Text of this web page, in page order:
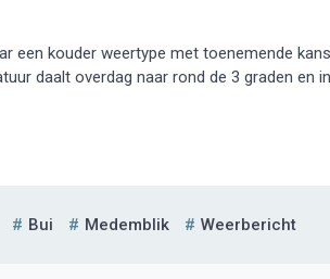
een kouder weertype met toenemende
daalt overdag naar rond de 3 graden en
Bui Medemblik Weerbericht